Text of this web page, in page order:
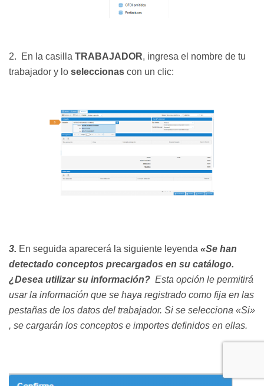
2. En la casilla TRABAJADOR, ingresa el nombre de tu
trabajador y lo seleccionas con un clic:
3. En seguida aparecerá la siguiente leyenda «Se han
detectado conceptos precargados en su catálogo.
¿Desea utilizar su información? Esta opción le permitirá
usar la información que se haya registrado como fija en las
pestañas de los datos del trabajador. Si se selecciona «Si»
, se cargarán los conceptos e importes definidos en ellas.